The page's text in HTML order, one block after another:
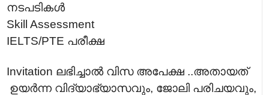
നടപടികൾ
Skill Assessment
IELTS/PTE പരീക്ഷ
Invitation ലഭിച്ചാൽ വിസ അപേക്ഷ ..അതായത്
ഉയർന്ന വിദ്യാഭ്യാസവും, ജോലി പരിചയവും,